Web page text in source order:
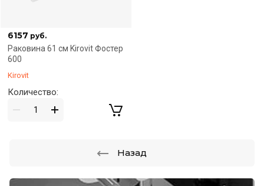
6157 руб.
Раковина 61 см Kirovit Фостер
600
Kirovit
Количество:
Назад